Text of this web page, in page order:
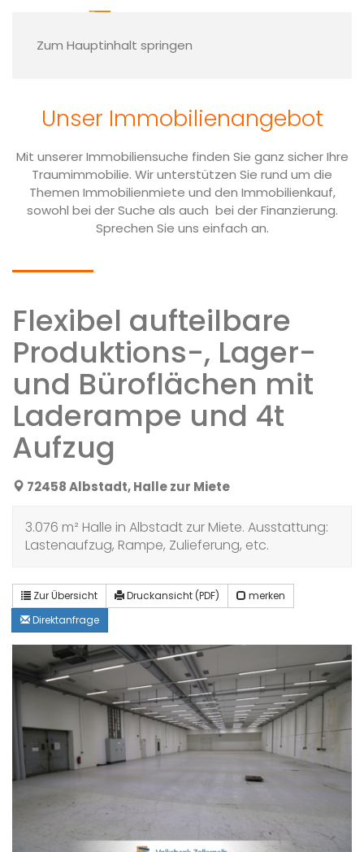
Zum Hauptinhalt springen
Finden Sie Ihre
Traumimmobilie
nach einem passenden Grundstück? Dann
werfen Sie ein Blick auf unsere
Immobilienangebote!
Nehmen Sie Kontakt mit uns auf
Unser Immobilien­angebot
Mit unserer Immobiliensuche finden Sie ganz sicher Ihre
Traumimmobilie. Wir unterstützen Sie rund um die
Themen Immobilienmiete und den Immobilienkauf,
sowohl bei der Suche als auch bei der Finanzierung.
Sprechen Sie uns einfach an.
Flexibel aufteilbare
Produktions-, Lager-
und Büroflächen mit
Laderampe und 4t
Aufzug
72458 Albstadt, Halle zur Miete
3.076 m² Halle in Albstadt zur Miete. Ausstattung:
Lastenaufzug, Rampe, Zulieferung, etc.
Zur Übersicht Druckansicht (PDF)
merken
Direktanfrage